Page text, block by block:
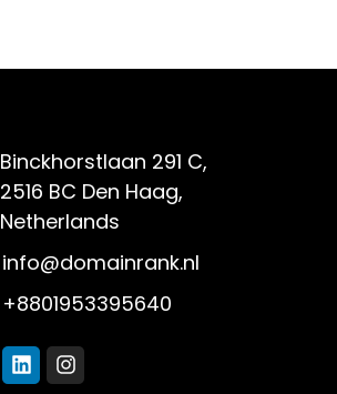
Binckhorstlaan 291 C,
2516 BC Den Haag,
Netherlands
info@domainrank.nl
+8801953395640